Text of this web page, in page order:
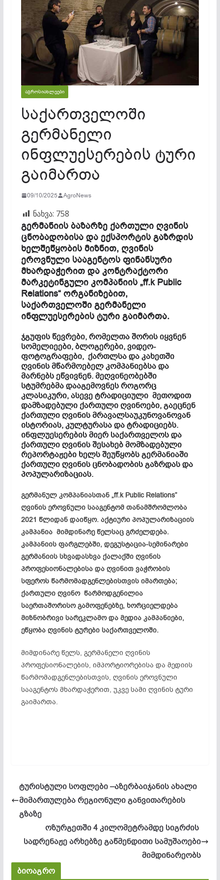
ᲐᲒᲠᲝᲡᲘᲐᲮᲚᲔᲔᲑᲘ
საქართველოში
გერმანელი
ინფლუესერების ტური
გაიმართა
09/10/2025 AgroNews
ნახვა: 758
გერმანიის ბაზარზე ქართული ღვინის
ცნობადობისა და ექსპორტის გაზრდის
ხელშეწყობის მიზნით, ღვინის
ეროვნული სააგენტოს ფინანსური
მხარდაჭერით და კონტრაქტორი
მარკეტინგული კომპანიის „ff.k Public
Relations“ ორგანიზებით,
საქართველოში გერმანელი
ინფლუესერების ტური გაიმართა.
ჯგუფის წევრები, რომელთა შორის იყვნენ
სომელიეები, ბლოგერები, ვიდეო-
ფოტოგრაფები, ქართლსა და კახეთში
ღვინის მწარმოებელ კომპანიებსა და
მარნებს ეწვივნენ. მეღვინეობებში
სტუმრებმა დააგემოვნეს როგორც
კლასიკური, ასევე ტრადიციული მეთოდით
დამზადებული ქართული ღვინოები, გაეცნენ
ქართული ღვინის მრავალსაუკუნოვანოვან
ისტორიას, კულტურასა და ტრადიციებს.
ინფლუესერების მიერ საქართველოს და
ქართული ღვინის შესახებ მომზადებული
რეპორტაჟები ხელს შეუწყობს გერმანიაში
ქართული ღვინის ცნობადობის გაზრდას და
პოპულარიზაციას.
გერმანულ კომპანიასთან „ff.k Public Relations”
ღვინის ეროვნული სააგენტომ თანამშრომლობა
2021 წლიდან დაიწყო. აქტიური პოპულარიზაციის
კამპანია მიმდინარე წელსაც გრძელდება.
კამპანიის ფარგლებში, დეგუსტაცია-სემინარები
გერმანიის სხვადასხვა ქალაქში ღვინის
პროფესიონალებისა და ღვინით ვაჭრობის
სფეროს წარმომადგენლებისთვის იმართება;
ქართული ღვინო წარმოდგენილია
საერთაშორისო გამოფენებზე, ხორციელდება
მიზნობრივი სარეკლამო და მედია კამპანიები,
ეწყობა ღვინის ტურები საქართველოში.
მიმდინარე წელს, გერმანელი ღვინის
პროფესიონალების, იმპორტიორებისა და მედიის
წარმომადგენლებისთვის, ღვინის ეროვნული
სააგენტოს მხარდაჭერით, უკვე სამი ღვინის ტური
გაიმართა.
ტურისტული სოფლები –აზერბაიჯანის ახალი
მიმართულება რეგიონული განვითარების
გზაზე
ოზურგეთში 4 კილომეტრამდე სიგრძის
სადრენაჟე არხებზე გაწმენდითი სამუშაოები
მიმდინარეობს
ბიოაგრო